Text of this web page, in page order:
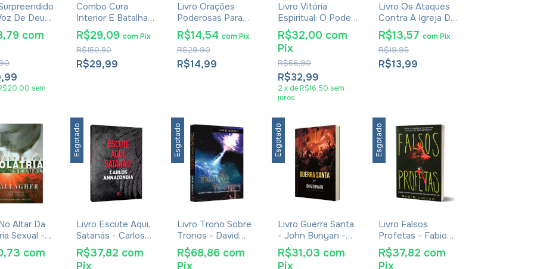
De Deus
com
sem
Combo Cura
Interior E Batalha
Espiritual 5 Livros
R$29,99
R$150,80
R$29,09 comPix
Livro Orações
Poderosas Para
Vencer Batalhas
Espirituais - Tony
Evans
R$14,99
R$29,90
R$14,54 comPix
Livro Vitória
Espiritual: O Poder
Transformador de
Dizer "Eu me
Rendo!" - E.
Stanley Jones
R$32,99
R$56,90
R$32,00 com
Pix
2 x de R$16,50 sem
juros
Livro Os Ataques
Contra A Igreja De
Cristo - José
Gonçalves
R$13,99
R$19,95
R$13,57 comPix
Altar Da
Sexual -
com
Esgotado
Livro Escute Aqui,
Satanás - Carlos
Annacondia
R$37,82 com
Pix
Esgotado
Livro Trono Sobre
Tronos - David
Rebollo
R$68,86 com
Pix
Esgotado
Livro Guerra Santa
- John Bunyan -
Livro Ilustrado
Capa Brochura
R$31,03 com
Pix
Esgotado
Livro Falsos
Profetas - Fabio
Coelho
R$37,82 com
Pix